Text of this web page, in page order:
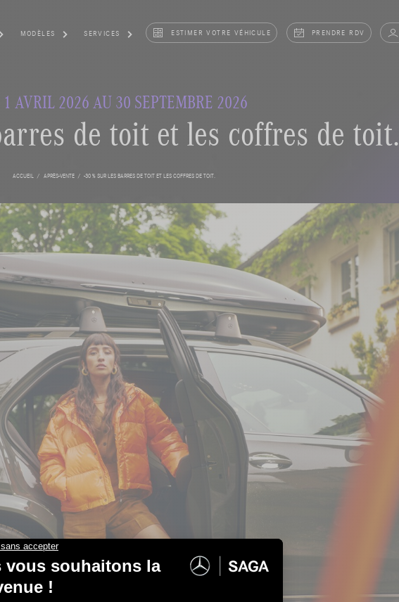
MODÈLES SERVICES ESTIMER VOTRE VÉHICULE PRENDRE RDV
AVRIL 2026 AU 30 SEPTEMBRE 2026
de toit et les coffres de toit.
ACCUEIL APRÈS-VENTE -30 % SUR LES BARRES DE TOIT ET LES COFFRES DE TOIT.